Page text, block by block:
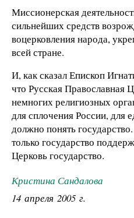
Миссионерская
сильнейших средств
воцерковления народа,
всей стране.
И, как сказал Епископ
что Русская Православная
немногих религиозных
для сплочения России, для
должно понять
только государство
Церковь государство.
Кристина Сандалова
14 апреля 2005 г.